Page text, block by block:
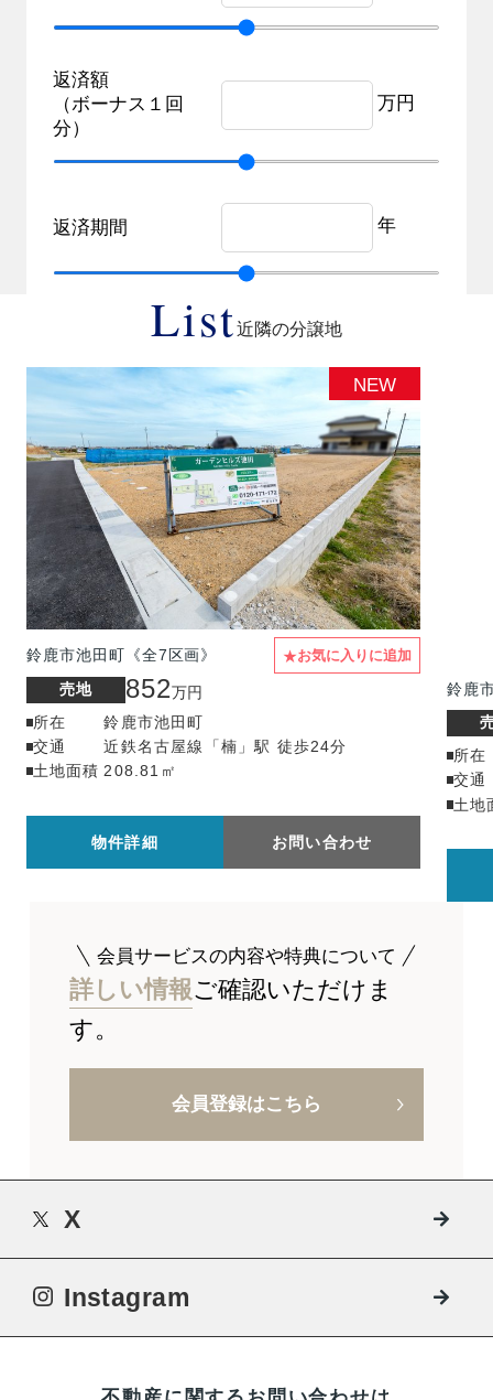
返済額
（ボーナス１回
分）
万円
返済期間 年
List近隣の分譲地
NEW
鈴鹿市池田町《全7区画》 ★お気に入りに追加
売地 852万円
所在
鈴鹿市池田町
交通
近鉄名古屋線「楠」駅 徒歩24分
土地面積 208.81㎡
物件詳細 お問い合わせ
鈴鹿
所在
交通
土地
会員サービスの内容や特典について
詳しい情報ご確認いただけま
す。
会員登録はこちら
X
Instagram